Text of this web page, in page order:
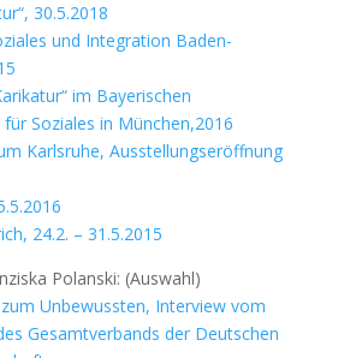
30.5.2018
und Integration Baden-
im Bayerischen
Soziales in München,2016
Karlsruhe, Ausstellungseröffnung
24.2. – 31.5.2015
Polanski: (Auswahl)
Unbewussten, Interview vom
Gesamtverbands der Deutschen